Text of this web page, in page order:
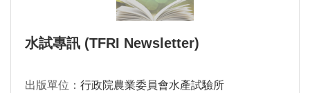
水試專訊 (TFRI Newsletter)
出版單位： 行政院農業委員會水產試驗所